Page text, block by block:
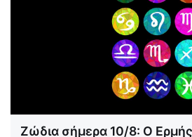
Ζώδια σήμερα 10/8: Ο